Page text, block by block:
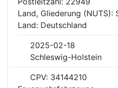
Land, Gliederung (NUTS):
Land: Deutschland
2025-02-18
Schleswig-Holstein
CPV: 34144210